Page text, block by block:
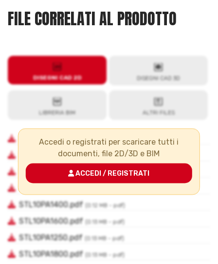
FILE CORRELATI AL PRODOTTO
Accedi o registrati per scaricare tutti i
documenti, file 2D/3D e BIM
ACCEDI / REGISTRATI